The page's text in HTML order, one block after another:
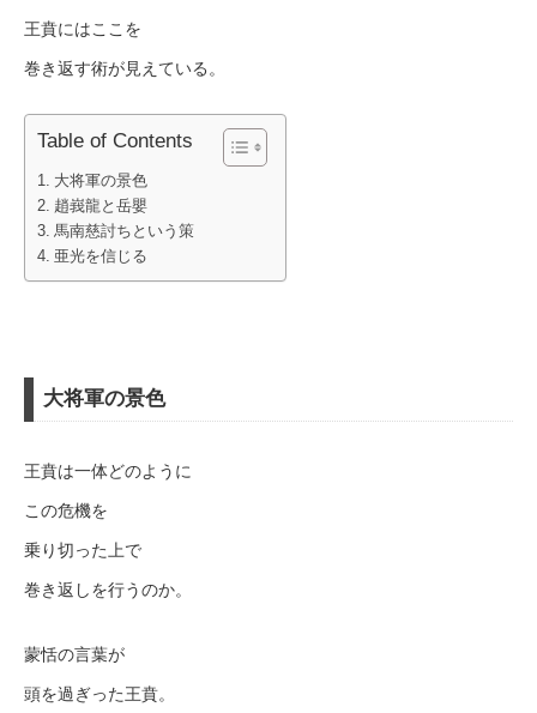
王賁にはここを
巻き返す術が見えている。
Table of Contents
大将軍の景色
趙峩龍と岳嬰
馬南慈討ちという策
亜光を信じる
大将軍の景色
王賁は一体どのように
この危機を
乗り切った上で
巻き返しを行うのか。
蒙恬の言葉が
頭を過ぎった王賁。